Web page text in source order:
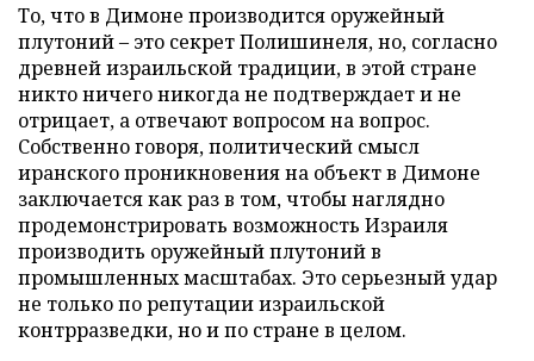
То, что в Димоне производится оружейный
плутоний – это секрет Полишинеля, но, согласно
древней израильской традиции, в этой стране
никто ничего никогда не подтверждает и не
отрицает, а отвечают вопросом на вопрос.
Собственно говоря, политический смысл
иранского проникновения на объект в Димоне
заключается как раз в том, чтобы наглядно
продемонстрировать возможность Израиля
производить оружейный плутоний в
промышленных масштабах. Это серьезный удар
не только по репутации израильской
контрразведки, но и по стране в целом.